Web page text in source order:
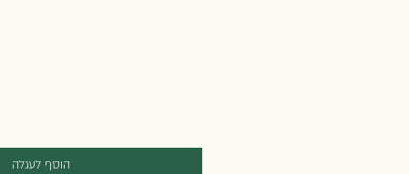
הוסף לעגלה